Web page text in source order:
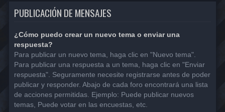
PUBLICACIÓN DE MENSAJES
¿Cómo puedo crear un nuevo tema o enviar una
respuesta?
Para publicar un nuevo tema, haga clic en "Nuevo tema".
Para publicar una respuesta a un tema, haga clic en "Enviar
respuesta". Seguramente necesite registrarse antes de poder
publicar y responder. Abajo de cada foro encontrará una lista
de acciones permitidas. Ejemplo: Puede publicar nuevos
temas, Puede votar en las encuestas, etc.